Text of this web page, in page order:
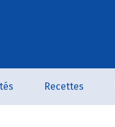
Recettes